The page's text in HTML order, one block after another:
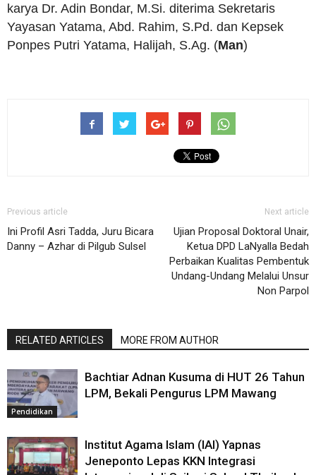
karya Dr. Adin Bondar, M.Si. diterima Sekretaris
Yayasan Yatama, Abd. Rahim, S.Pd. dan Kepsek
Ponpes Putri Yatama, Halijah, S.Ag. (Man)
Previous article
Ini Profil Asri Tadda, Juru Bicara
Danny – Azhar di Pilgub Sulsel
Next article
Ujian Proposal Doktoral Unair,
Ketua DPD LaNyalla Bedah
Perbaikan Kualitas Pembentuk
Undang-Undang Melalui Unsur
Non Parpol
RELATED ARTICLES MORE FROM AUTHOR
Pendidikan
Bachtiar Adnan Kusuma di HUT 26 Tahun
LPM, Bekali Pengurus LPM Mawang
Institut Agama Islam (IAI) Yapnas
Jeneponto Lepas KKN Integrasi